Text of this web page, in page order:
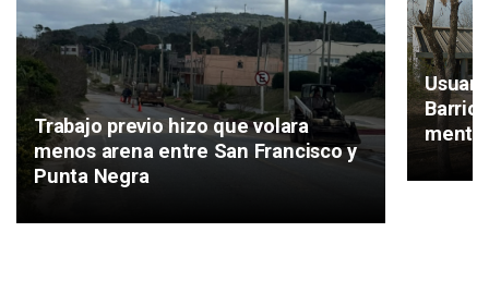
Trabajo previo hizo que volara
menos arena entre San Francisco y
Punta Negra